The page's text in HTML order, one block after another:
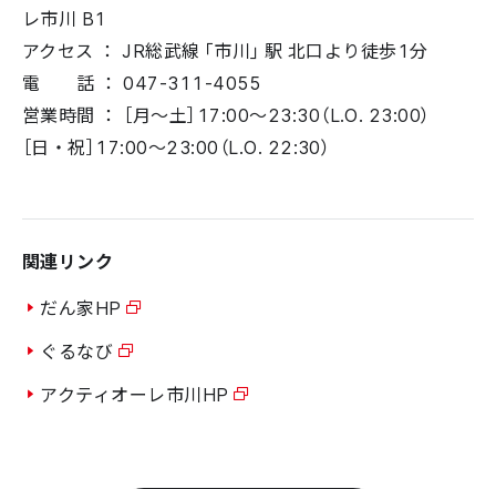
レ市川 B1
アクセス ： JR総武線「市川」駅 北口より徒歩1分
電 話 ： 047-311-4055
営業時間 ： ［月～土］17:00〜23:30（L.O. 23:00）
［日・祝］17:00〜23:00（L.O. 22:30）
関連リンク
だん家HP
ぐるなび
アクティオーレ市川HP